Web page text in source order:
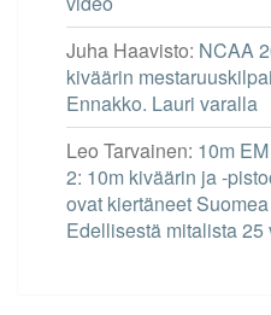
Juha Haavisto: NCAA
kiväärin
Ennakko. Lauri varalla
Leo Tarvainen: 10m
2: 10m kiväärin ja -
ovat kiertäneet
Edellisestä mitalista 25